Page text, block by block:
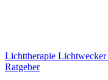
Lichttherapie Lichtwecker
Ratgeber